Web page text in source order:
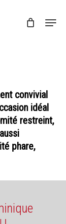
Menu
convivial
idéal
restreint,
phare,